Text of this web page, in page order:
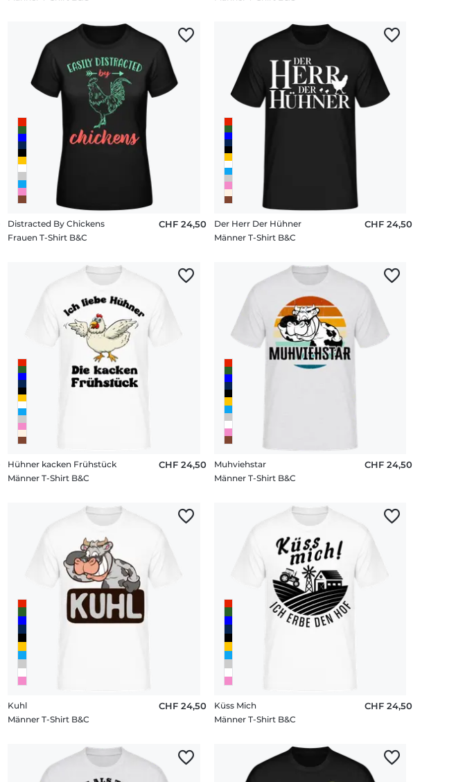
Distracted By Chickens
Frauen T-Shirt B&C
CHF 24,50
Der Herr Der Hühner
Männer T-Shirt B&C
CHF 24,50
Hühner kacken Frühstück
Männer T-Shirt B&C
CHF 24,50
Muhviehstar
Männer T-Shirt B&C
CHF 24,50
Kuhl
Männer T-Shirt B&C
CHF 24,50
Küss Mich
Männer T-Shirt B&C
CHF 24,50